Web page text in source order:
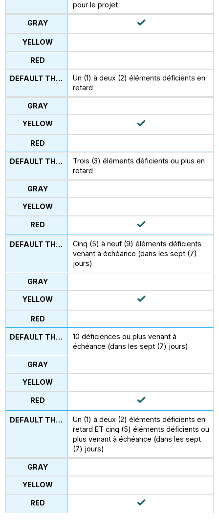
pour le projet
Un (1) à deux (2) éléments déficients en
retard
Trois (3) éléments déficients ou plus en
retard
Cinq (5) à neuf (9) éléments déficients
venant à échéance (dans les sept (7)
jours)
10 déficiences ou plus venant à
échéance (dans les sept (7) jours)
Un (1) à deux (2) éléments déficients en
retard ET cinq (5) éléments déficients ou
plus venant à échéance (dans les sept
(7) jours)